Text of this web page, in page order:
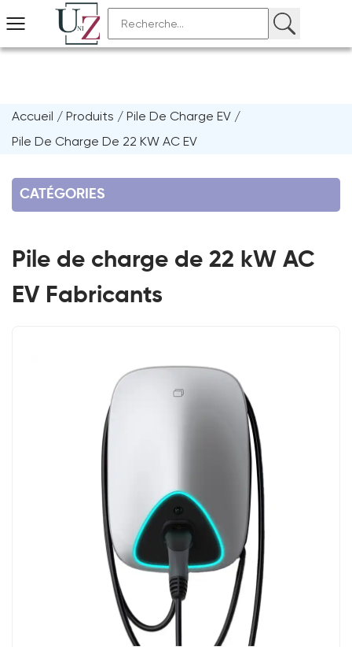
Accueil / Produits / Pile De Charge EV /
Pile De Charge De 22 KW AC EV
CATÉGORIES
Pile de charge de 22 kW AC
EV Fabricants